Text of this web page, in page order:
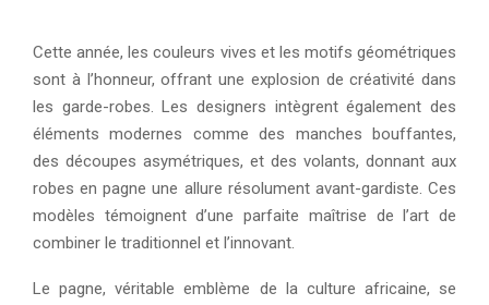
Cette année, les couleurs vives et les motifs géométriques
sont à l’honneur, offrant une explosion de créativité dans
les garde-robes. Les designers intègrent également des
éléments modernes comme des manches bouffantes,
des découpes asymétriques, et des volants, donnant aux
robes en pagne une allure résolument avant-gardiste. Ces
modèles témoignent d’une parfaite maîtrise de l’art de
combiner le traditionnel et l’innovant.
Le pagne, véritable emblème de la culture africaine, se